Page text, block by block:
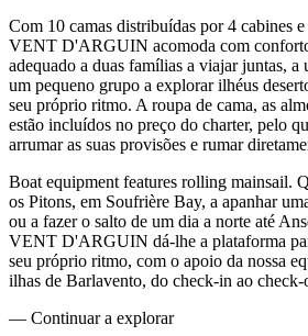
Com 10 camas distribuídas por 4 cabines
VENT D'ARGUIN acomoda com
adequado a duas famílias a viajar juntas, a
um pequeno grupo a explorar ilhéus
seu próprio ritmo. A roupa de cama, as
estão incluídos no preço do charter, pelo
arrumar as suas provisões e rumar
Boat equipment features rolling mainsail.
os Pitons, em Soufrière Bay, a apanhar
ou a fazer o salto de um dia a norte até
VENT D'ARGUIN dá-lhe a plataforma
seu próprio ritmo, com o apoio da nossa
ilhas de Barlavento, do check-in ao check-
— Continuar a explorar